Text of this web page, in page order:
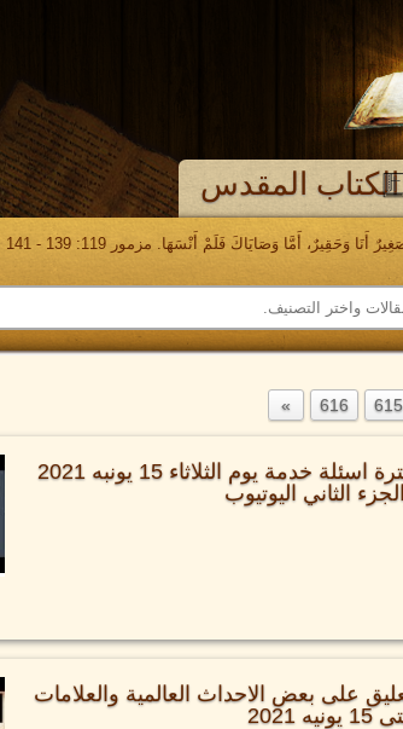
الكتاب المقدس
أَمَّا وَصَايَاكَ فَلَمْ أَنْسَهَا. مزمور 119: 139 - 141
615
616
فترة اسئلة خدمة يوم الثلاثاء 15 يونبه 2021
الثاني اليوتيوب
على بعض الاحداث العالمية والعلامات
يونيه 2021